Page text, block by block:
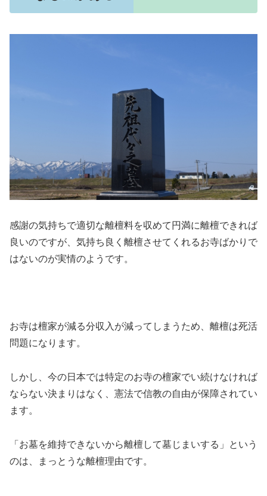
感謝の気持ちで適切な離檀料を収めて円満に離檀できれば
良いのですが、気持ち良く離檀させてくれるお寺ばかりで
はないのが実情のようです。
お寺は檀家が減る分収入が減ってしまうため、離檀は死活
問題になります。
しかし、今の日本では特定のお寺の檀家でい続けなければ
ならない決まりはなく、憲法で信教の自由が保障されてい
ます。
「お墓を維持できないから離檀して墓じまいする」という
のは、まっとうな離檀理由です。